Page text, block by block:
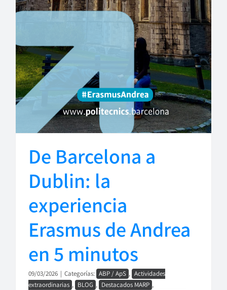
De Barcelona a
Dublin: la
experiencia
Erasmus de Andrea
en 5 minutos
09/03/2026 | Categorías: ABP / ApS , Actividades
extraordinarias , BLOG , Destacados MARP ,